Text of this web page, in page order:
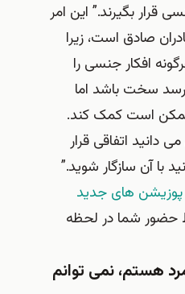
قرار بگیرند.” این امر
صادق است، زیرا
افکار جنسی را
سخت باشد اما
است کمک کند.
دانید اتفاقی قرار
با آن سازگار شوید.”
پوزیشن های جدید
حضور شما در لحظه
هستم، نمی توانم